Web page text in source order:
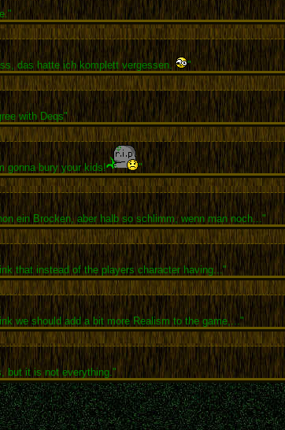
das hatte ich komplett vergessen. "
with Deqs"
gonna bury your kids! "
ein Brocken, aber halb so schlimm, wenn man noch..."
that instead of the players character having..."
we should add a bit more Realism to the game,..."
but it is not everything."